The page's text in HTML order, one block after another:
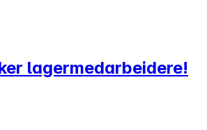
lagermedarbeidere!